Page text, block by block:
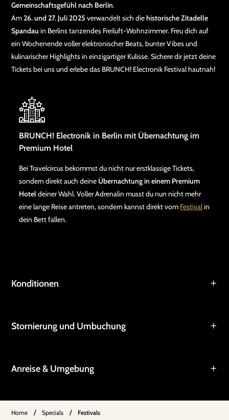
Gemeinschaftsgefühl nach Berlin.​
Am26. und 27. Juli 2025 verwandelt sich diehistorische Zitadelle
Spandau in Berlins tanzendes Freiluft-Wohnzimmer. Freu dich auf
ein Wochenende voller elektronischer Beats, bunter Vibes und
kulinarischer Highlights in einzigartiger Kulisse. Sichere dir jetzt deine
Tickets bei uns und erlebe das BRUNCH! Electronik Festival hautnah!
BRUNCH! Electronik in Berlin mit Übernachtung im
Premium Hotel
Bei Travelcircus bekommst du nicht nur erstklassige Tickets,
sondern direkt auch deine Übernachtung in einem Premium
Hoteldeiner Wahl. Voller Adrenalin musst du nun nicht mehr
eine lange Reise antreten, sondern kannst direkt vom Festivalin
dein Bett fallen.
Konditionen
Stornierung und Umbuchung
Anreise & Umgebung
Home / Specials / Festivals